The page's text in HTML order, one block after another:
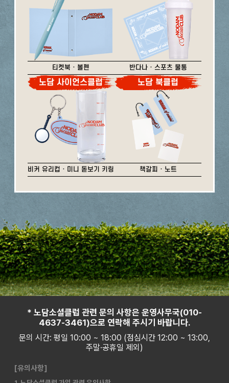
티켓북 · 볼펜 반다나 · 스포츠 물통
노담 사이언스클럽
비커 유리컵 · 미니 돋보기 키링
노담 북클럽
책갈피 · 노트
* 노담소셜클럽 관련 문의 사항은 운영사무국(010-
4637-3461)으로 연락해 주시기 바랍니다.
문의 시간: 평일 10:00 ~ 18:00 (점심시간 12:00 ~ 13:00,
주말·공휴일 제외)
[유의사항]